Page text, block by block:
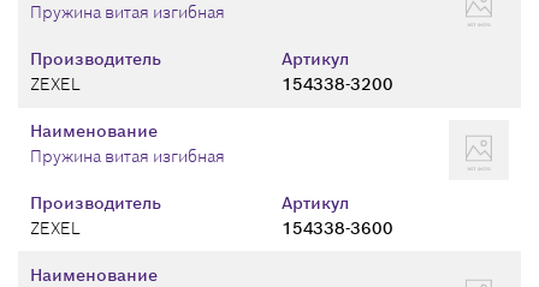
Производитель
ZEXEL
Артикул
154338-3200
Пружина витая изгибная
Производитель
ZEXEL
Артикул
154338-3600
Наименование
Пружина витая изгибная
Наименование